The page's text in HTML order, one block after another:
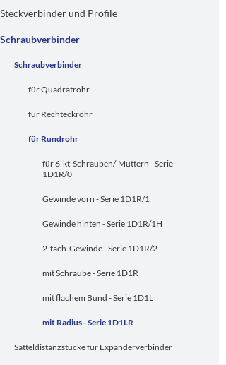
Steckverbinder und Profile
Schraubverbinder
Schraubverbinder
für Quadratrohr
für Rechteckrohr
für Rundrohr
für 6-kt-Schrauben/-Muttern - Serie
1D1R/0
Gewinde vorn - Serie 1D1R/1
Gewinde hinten - Serie 1D1R/1H
2-fach-Gewinde - Serie 1D1R/2
mit Schraube - Serie 1D1R
mit flachem Bund - Serie 1D1L
mit Radius - Serie 1D1LR
Satteldistanzstücke für Expanderverbinder